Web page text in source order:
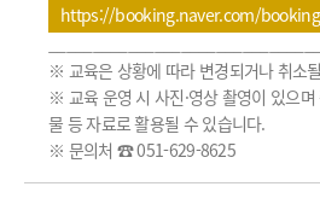
https://booking.naver.com/
※ 교육은 상황에 따라 변경되거나 취소
※ 교육 운영 시 사진·영상 촬영이 있으
물 등 자료로 활용될 수 있습니다.
※ 문의처 ☎ 051-629-8625